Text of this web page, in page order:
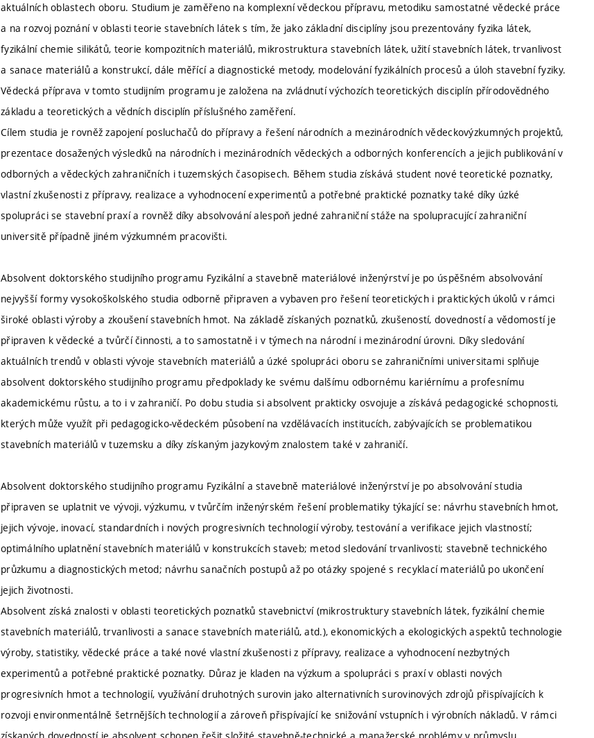
aktuálních oblastech oboru. Studium je zaměřeno na komplexní vědeckou přípravu, metodiku samostatné vědecké práce
a na rozvoj poznání v oblasti teorie stavebních látek s tím, že jako základní disciplíny jsou prezentovány fyzika látek,
fyzikální chemie silikátů, teorie kompozitních materiálů, mikrostruktura stavebních látek, užití stavebních látek, trvanlivost
a sanace materiálů a konstrukcí, dále měřící a diagnostické metody, modelování fyzikálních procesů a úloh stavební fyziky.
Vědecká příprava v tomto studijním programu je založena na zvládnutí výchozích teoretických disciplín přírodovědného
základu a teoretických a vědních disciplín příslušného zaměření.
Cílem studia je rovněž zapojení posluchačů do přípravy a řešení národních a mezinárodních vědeckovýzkumných projektů,
prezentace dosažených výsledků na národních i mezinárodních vědeckých a odborných konferencích a jejich publikování v
odborných a vědeckých zahraničních i tuzemských časopisech. Během studia získává student nové teoretické poznatky,
vlastní zkušenosti z přípravy, realizace a vyhodnocení experimentů a potřebné praktické poznatky také díky úzké
spolupráci se stavební praxí a rovněž díky absolvování alespoň jedné zahraniční stáže na spolupracující zahraniční
universitě případně jiném výzkumném pracovišti.
Absolvent doktorského studijního programu Fyzikální a stavebně materiálové inženýrství je po úspěšném absolvování
nejvyšší formy vysokoškolského studia odborně připraven a vybaven pro řešení teoretických i praktických úkolů v rámci
široké oblasti výroby a zkoušení stavebních hmot. Na základě získaných poznatků, zkušeností, dovedností a vědomostí je
připraven k vědecké a tvůrčí činnosti, a to samostatně i v týmech na národní i mezinárodní úrovni. Díky sledování
aktuálních trendů v oblasti vývoje stavebních materiálů a úzké spolupráci oboru se zahraničními universitami splňuje
absolvent doktorského studijního programu předpoklady ke svému dalšímu odbornému kariérnímu a profesnímu
akademickému růstu, a to i v zahraničí. Po dobu studia si absolvent prakticky osvojuje a získává pedagogické schopnosti,
kterých může využít při pedagogicko-vědeckém působení na vzdělávacích institucích, zabývajících se problematikou
stavebních materiálů v tuzemsku a díky získaným jazykovým znalostem také v zahraničí.
Absolvent doktorského studijního programu Fyzikální a stavebně materiálové inženýrství je po absolvování studia
připraven se uplatnit ve vývoji, výzkumu, v tvůrčím inženýrském řešení problematiky týkající se: návrhu stavebních hmot,
jejich vývoje, inovací, standardních i nových progresivních technologií výroby, testování a verifikace jejich vlastností;
optimálního uplatnění stavebních materiálů v konstrukcích staveb; metod sledování trvanlivosti; stavebně technického
průzkumu a diagnostických metod; návrhu sanačních postupů až po otázky spojené s recyklací materiálů po ukončení
jejich životnosti.
Absolvent získá znalosti v oblasti teoretických poznatků stavebnictví (mikrostruktury stavebních látek, fyzikální chemie
stavebních materiálů, trvanlivosti a sanace stavebních materiálů, atd.), ekonomických a ekologických aspektů technologie
výroby, statistiky, vědecké práce a také nové vlastní zkušenosti z přípravy, realizace a vyhodnocení nezbytných
experimentů a potřebné praktické poznatky. Důraz je kladen na výzkum a spolupráci s praxí v oblasti nových
progresivních hmot a technologií, využívání druhotných surovin jako alternativních surovinových zdrojů přispívajících k
rozvoji environmentálně šetrnějších technologií a zároveň přispívající ke snižování vstupních i výrobních nákladů. V rámci